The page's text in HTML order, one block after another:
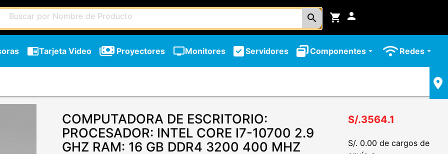
search shopping_cart person
chrome_reader_modeTarjeta Video Proyectores tvMonitores Servidores Componentesarrow_drop_down Redes arrow_drop_down
COMPUTADORA DE ESCRITORIO:
PROCESADOR: INTEL CORE I7-10700 2.9
GHZ RAM: 16 GB DDR4 3200 400 MHZ
S/.3564.1
S/. 0.00 de cargos de